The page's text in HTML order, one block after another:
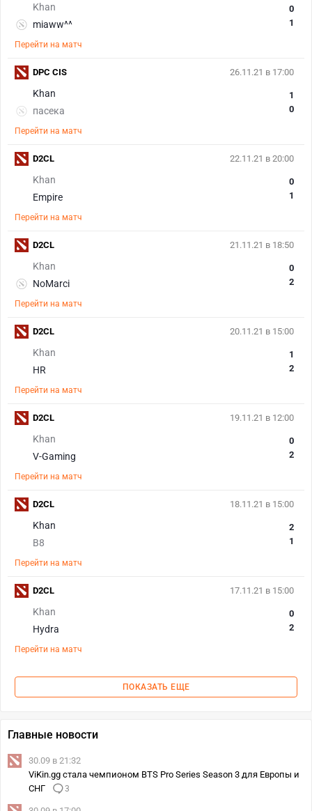
Khan
miaww^^
0
1
Перейти на матч
26.11.21 в 17:00
Khan
пасека
1
0
Перейти на матч
DPC CIS
22.11.21 в 20:00
Khan
Empire
0
1
Перейти на матч
D2CL
21.11.21 в 18:50
Khan
NoMarci
0
2
Перейти на матч
D2CL
20.11.21 в 15:00
Khan
HR
1
2
Перейти на матч
D2CL
19.11.21 в 12:00
Khan
V-Gaming
0
2
Перейти на матч
D2CL
18.11.21 в 15:00
Khan
B8
2
1
Перейти на матч
D2CL
17.11.21 в 15:00
Khan
Hydra
0
2
Перейти на матч
D2CL
ПОКАЗАТЬ ЕЩЕ
Главные новости
30.09 в 21:32
ViKin.gg стала чемпионом BTS Pro Series Season 3 для Европы и
СНГ
3